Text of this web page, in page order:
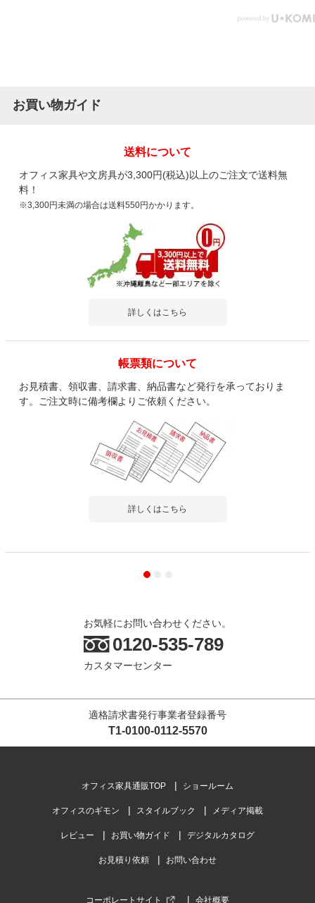
お買い物ガイド
送料について
オフィス家具や文房具が3,300円(税込)以上のご注文で送料無
料！
※3,300円未満の場合は送料550円かかります。
詳しくはこちら
帳票類について
お見積書、領収書、請求書、納品書など発行を承っておりま
す。ご注文時に備考欄よりご依頼ください。
詳しくはこちら
お気軽にお問い合わせください。
0120-535-789
カスタマーセンター
適格請求書発行事業者登録番号
T1-0100-0112-5570
オフィス家具通販TOP ショールーム
オフィスのギモン スタイルブック メディア掲載
レビュー お買い物ガイド デジタルカタログ
お見積り依頼 お問い合わせ
コーポレートサイト 会社概要